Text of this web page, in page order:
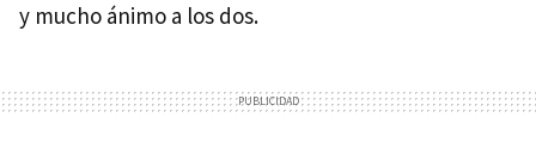
y mucho ánimo a los dos.